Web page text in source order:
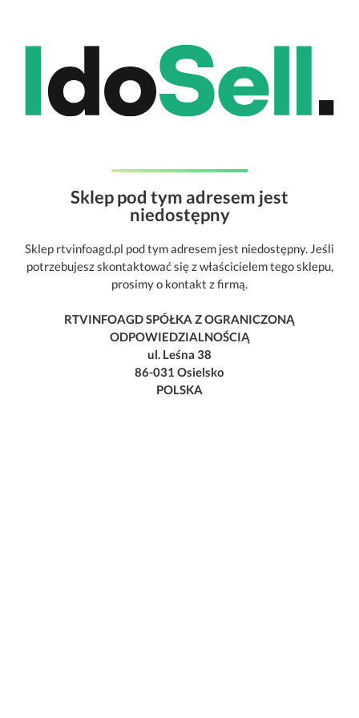
Sklep pod tym adresem jest
niedostępny
Sklep rtvinfoagd.pl pod tym adresem jest niedostępny. Jeśli
potrzebujesz skontaktować się z właścicielem tego sklepu,
prosimy o kontakt z firmą.
RTVINFOAGD SPÓŁKA Z OGRANICZONĄ
ODPOWIEDZIALNOŚCIĄ
ul. Leśna 38
86-031 Osielsko
POLSKA